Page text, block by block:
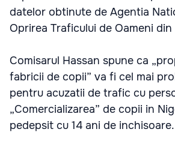
datelor obtinute de Agentia
Oprirea Traficului de Oameni din
Comisarul Hassan spune ca
fabricii de copii” va fi cel mai
pentru acuzatii de trafic cu
„Comercializarea” de copii in
pedepsit cu 14 ani de inchisoare.